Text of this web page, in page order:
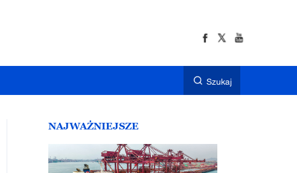
Szukaj
NAJWAŻNIEJSZE